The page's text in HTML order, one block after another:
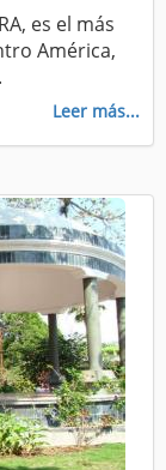
es el más
América,
Leer más...